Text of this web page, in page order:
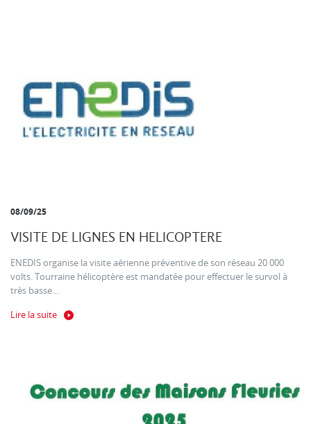
08/09/25
VISITE DE LIGNES EN HELICOPTERE
ENEDIS organise la visite aérienne préventive de son réseau 20 000
volts. Tourraine hélicoptère est mandatée pour effectuer le survol à
très basse...
Lire la suite